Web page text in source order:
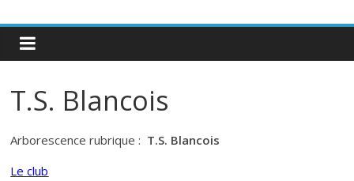
T.S. Blancois
Arborescence rubrique : T.S. Blancois
Le club